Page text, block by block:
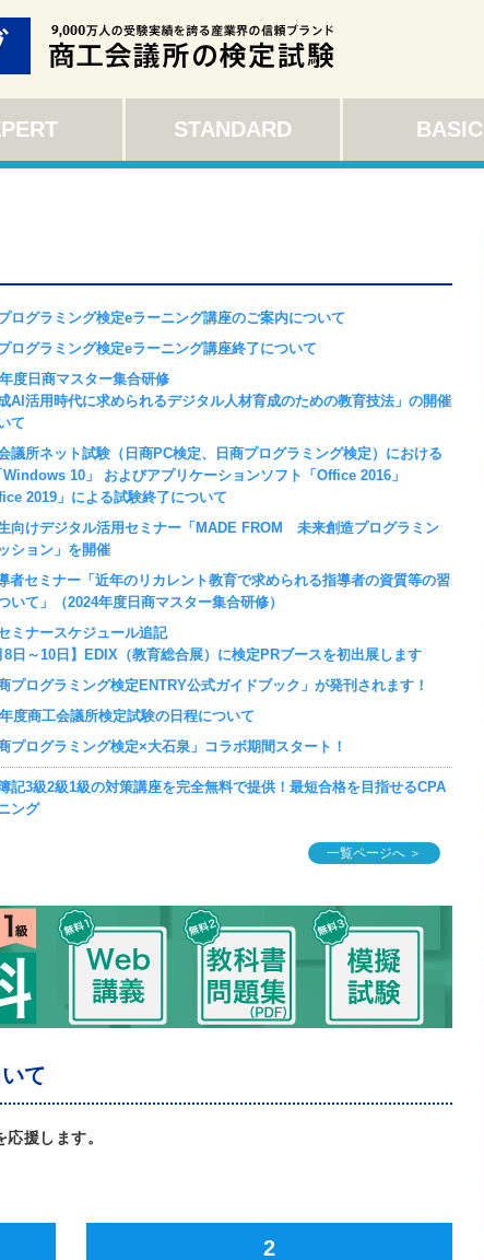
STANDARD BASIC
ログラミング検定eラーニング講座のご案内について
ログラミング検定eラーニング講座終了について
度日商マスター集合研修
成AI活用時代に求められるデジタル人材育成のための教育技法」の開催
て
議所ネット試験（日商PC検定、日商プログラミング検定）における
10」 およびアプリケーションソフト「Office 2016」
2019」による試験終了について
向けデジタル活用セミナー「MADE FROM 未来創造プログラミン
ション」を開催
者セミナー「近年のリカレント教育で求められる指導者の資質等の習
いて」（2024年度日商マスター集合研修）
ミナースケジュール追記
8日～10日】EDIX（教育総合展）に検定PRブースを初出展します
商プログラミング検定ENTRY公式ガイドブック」が発刊されます！
度商工会議所検定試験の日程について
商プログラミング検定×大石泉」コラボ期間スタート！
記3級2級1級の対策講座を完全無料で提供！最短合格を目指せるCPA
ング
一覧ページへ ＞
て
援します。
2